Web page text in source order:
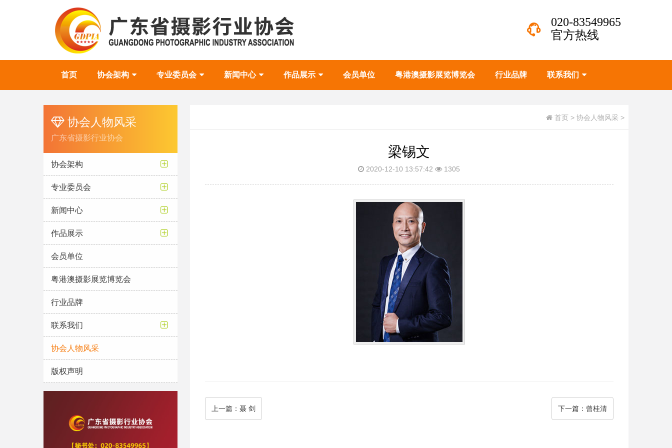
020-83549965
官方热线
首页 协会架构 专业委员会 新闻中心 作品展示 会员单位 粤港澳摄影展览博览会 行业品牌 联系我们
协会人物风采
广东省摄影行业协会
协会架构
专业委员会
新闻中心
作品展示
会员单位
粤港澳摄影展览博览会
行业品牌
联系我们
协会人物风采
版权声明
首页 > 协会人物风采 >
梁锡文
2020-12-10 13:57:42 1305
上一篇：聂 剑 下一篇 ：曾桂清